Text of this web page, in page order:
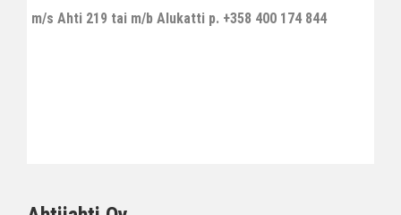
m/s Ahti 219 tai m/b Alukatti p. +358 400 174 844